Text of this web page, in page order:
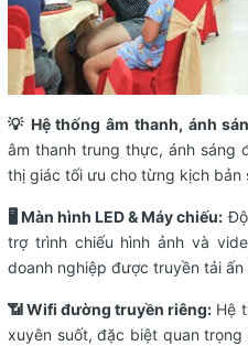
💡 Hệ thống âm thanh, ánh
âm thanh trung thực, ánh sáng
thị giác tối ưu cho từng kịch bản
🖥️ Màn hình LED & Máy chiếu:
trợ trình chiếu hình ảnh và
doanh nghiệp được truyền tải
📶 Wifi đường truyền riêng: Hệ
xuyên suốt, đặc biệt quan